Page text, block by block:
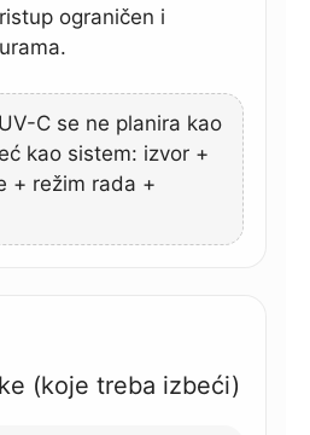
ograničen i
UV-C se ne planira kao
kao sistem: izvor +
+ režim rada +
(koje treba izbeći)